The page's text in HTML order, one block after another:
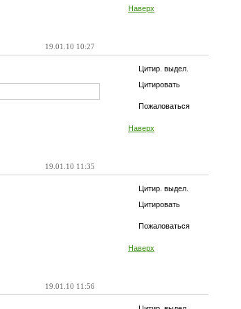
Наверх
19.01.10 10:27
Цитир. выдел.
Цитировать
Пожаловаться
Наверх
19.01.10 11:35
Цитир. выдел.
Цитировать
Пожаловаться
Наверх
19.01.10 11:56